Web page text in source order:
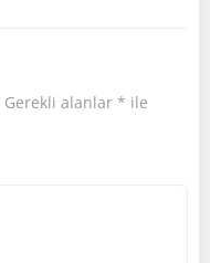
Gerekli alanlar * ile